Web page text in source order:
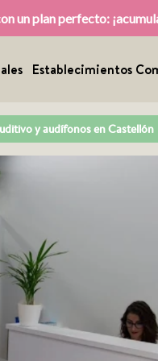
un plan perfecto:
Establecimientos
y audífonos en Castellón